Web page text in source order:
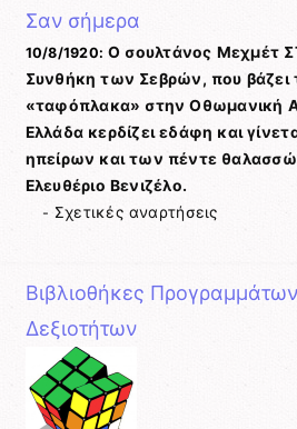
Σαν σήμερα
10/8/1920:Ο σουλτάνος Μεχμέτ
Συνθήκη των Σεβρών, που βάζει
«ταφόπλακα» στην Οθωμανική
Ελλάδα κερδίζει εδάφη και
ηπείρων και των πέντε
Ελευθέριο Βενιζέλο.
- Σχετικές αναρτήσεις
Βιβλιοθήκες
Δεξιοτήτων